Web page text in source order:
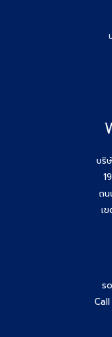
Agent Wish ปิดกา
ยกระดับสกิล
ขอบคุณกสิกรที่เข้า
สัมมนาสมาชิก
Agent Wish ปิดกา
สร้างตัวตนให้ชัด สร้
รับ Listing ฝากขาย
วันพุธที่ 12 พ.ย 68
บริ
ถ
เ